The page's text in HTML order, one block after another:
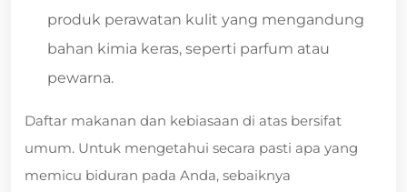
produk perawatan kulit yang mengandung
bahan kimia keras, seperti parfum atau
pewarna.
Daftar makanan dan kebiasaan di atas bersifat
umum. Untuk mengetahui secara pasti apa yang
memicu biduran pada Anda, sebaiknya